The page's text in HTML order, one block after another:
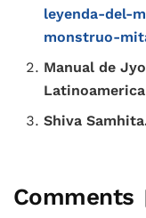
leyenda-del-
monstruo-
Manual de
Shiva
Comments